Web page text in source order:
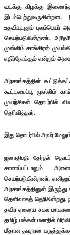
வடக்கு கிழக்கு
உதவியுடனும் புலம்பெயர்
செயற்படுகின்றனர்.
முஸ்லிம் காங்கிரஸ்
எதிர்நோக்கும் என்றும்
அரசாங்கத்தின்
கூட்டமைப்பு, முஸ்லிம்
முயற்சிகள் தொடர்பில்
தெரிவித்தார்.
இது தொடர்பில் அவர் மேலும்
ஜனாதிபதி தேர்தல்
காணப்பட்டாலும்
செயற்படுகின்றனர்.
அரசாங்கத்தினுள்
தெளிவாகத்
தவிர ஏனைய சகல
தமிழ் மக்கள் மனதில்
மீதான தவறான